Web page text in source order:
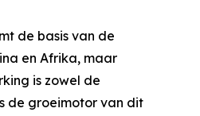
de basis van de
en Afrika, maar
is zowel de
de groeimotor van dit